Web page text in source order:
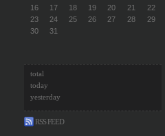
16 17 18 19 20 21
22
23
24 25 26 27 28
29
30
31
total
today
yesterday
RSS FEED